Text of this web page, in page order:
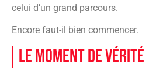
celui d’un grand parcours.
Encore faut-il bien commencer.
Le moment de vérité